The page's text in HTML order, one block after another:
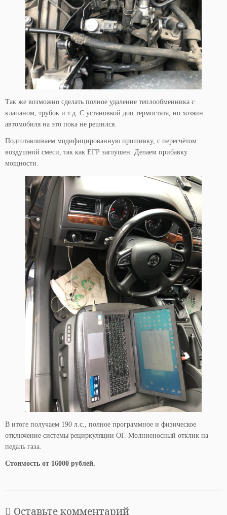
Так же возможно сделать полное удаление теплообменника с
клапаном, трубок и т.д. С установкой доп термостата, но хозяин
автомобиля на это пока не решился.
Подготавливаем модифицированную прошивку, с пересчётом
воздушной смеси, так как ЕГР заглушен. Делаем прибавку
мощности.
В итоге получаем 190 л.с., полное программное и физическое
отключение системы рециркуляции ОГ. Молниеносный отклик на
педаль газа.
Стоимость от 16000 рублей.
Оставьте комментарий